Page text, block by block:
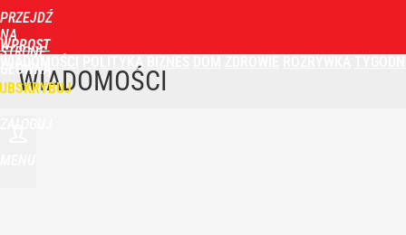
PRZEJDŹ
NA
STRONĘ
GŁÓWNĄ
WPROST
POLITYKA
WIADOMOŚCI